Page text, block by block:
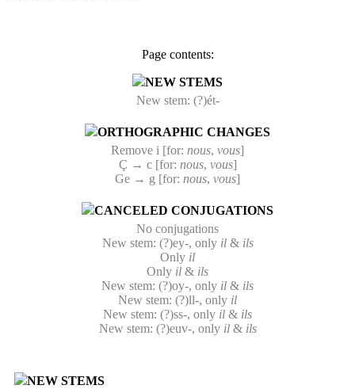
Page contents:
NEW STEMS
New stem: (?)ét-
ORTHOGRAPHIC CHANGES
Remove i [for: nous, vous]
Ç → c [for: nous, vous]
Ge → g [for: nous, vous]
CANCELED CONJUGATIONS
No conjugations
New stem: (?)ey-, only il& ils
Only il
Only il & ils
New stem: (?)oy-, only il & ils
New stem: (?)ll-, only il
New stem: (?)ss-, only il & ils
New stem: (?)euv-, only il& ils
NEW STEMS